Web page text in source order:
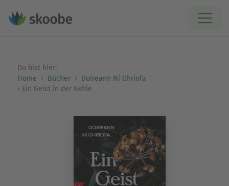
Du bist hier:
Home
Bücher
Doireann Ní Ghríofa
Ein Geist in der Kehle